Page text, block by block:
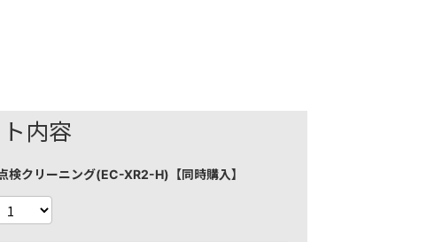
内容
検クリーニング(EC-XR2-H)【同時購入】